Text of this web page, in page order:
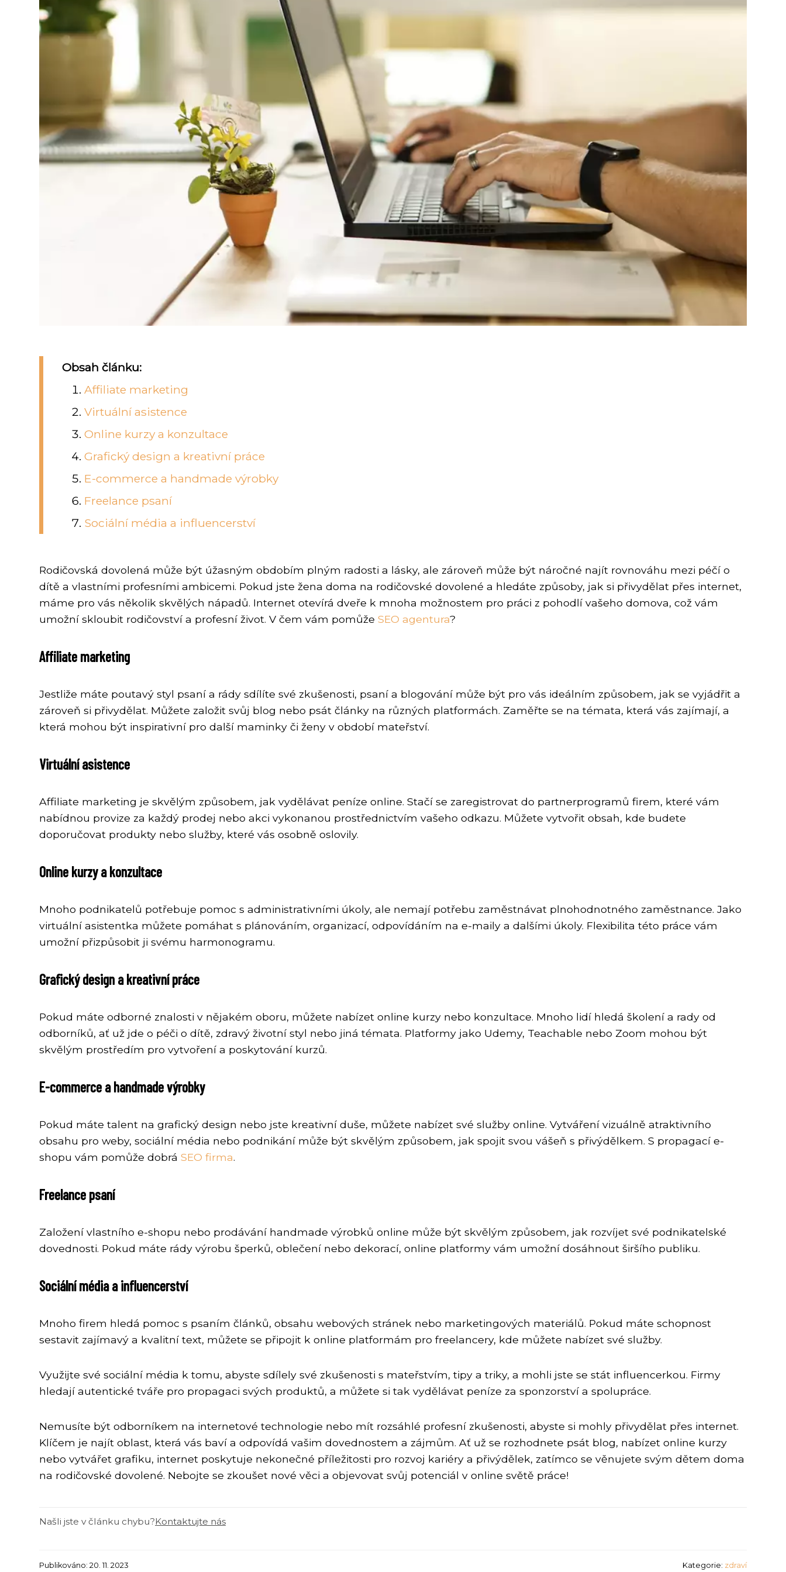
Obsah článku:
Affiliate marketing
Virtuální asistence
Online kurzy a konzultace
Grafický design a kreativní práce
E-commerce a handmade výrobky
Freelance psaní
Sociální média a influencerství
Rodičovská dovolená může být úžasným obdobím plným radosti a lásky, ale zároveň může být náročné najít rovnováhu mezi péčí o
dítě a vlastními profesními ambicemi. Pokud jste žena doma na rodičovské dovolené a hledáte způsoby, jak si přivydělat přes internet,
máme pro vás několik skvělých nápadů. Internet otevírá dveře k mnoha možnostem pro práci z pohodlí vašeho domova, což vám
umožní skloubit rodičovství a profesní život. V čem vám pomůže SEO agentura?
Affiliate marketing
Jestliže máte poutavý styl psaní a rády sdílíte své zkušenosti, psaní a blogování může být pro vás ideálním způsobem, jak se vyjádřit a
zároveň si přivydělat. Můžete založit svůj blog nebo psát články na různých platformách. Zaměřte se na témata, která vás zajímají, a
která mohou být inspirativní pro další maminky či ženy v období mateřství.
Virtuální asistence
Affiliate marketing je skvělým způsobem, jak vydělávat peníze online. Stačí se zaregistrovat do partnerprogramů firem, které vám
nabídnou provize za každý prodej nebo akci vykonanou prostřednictvím vašeho odkazu. Můžete vytvořit obsah, kde budete
doporučovat produkty nebo služby, které vás osobně oslovily.
Online kurzy a konzultace
Mnoho podnikatelů potřebuje pomoc s administrativními úkoly, ale nemají potřebu zaměstnávat plnohodnotného zaměstnance. Jako
virtuální asistentka můžete pomáhat s plánováním, organizací, odpovídáním na e-maily a dalšími úkoly. Flexibilita této práce vám
umožní přizpůsobit ji svému harmonogramu.
Grafický design a kreativní práce
Pokud máte odborné znalosti v nějakém oboru, můžete nabízet online kurzy nebo konzultace. Mnoho lidí hledá školení a rady od
odborníků, ať už jde o péči o dítě, zdravý životní styl nebo jiná témata. Platformy jako Udemy, Teachable nebo Zoom mohou být
skvělým prostředím pro vytvoření a poskytování kurzů.
E-commerce a handmade výrobky
Pokud máte talent na grafický design nebo jste kreativní duše, můžete nabízet své služby online. Vytváření vizuálně atraktivního
obsahu pro weby, sociální média nebo podnikání může být skvělým způsobem, jak spojit svou vášeň s přivýdělkem. S propagací e-
shopu vám pomůže dobrá SEO firma.
Freelance psaní
Založení vlastního e-shopu nebo prodávání handmade výrobků online může být skvělým způsobem, jak rozvíjet své podnikatelské
dovednosti. Pokud máte rády výrobu šperků, oblečení nebo dekorací, online platformy vám umožní dosáhnout širšího publiku.
Sociální média a influencerství
Mnoho firem hledá pomoc s psaním článků, obsahu webových stránek nebo marketingových materiálů. Pokud máte schopnost
sestavit zajímavý a kvalitní text, můžete se připojit k online platformám pro freelancery, kde můžete nabízet své služby.
Využijte své sociální média k tomu, abyste sdílely své zkušenosti s mateřstvím, tipy a triky, a mohli jste se stát influencerkou. Firmy
hledají autentické tváře pro propagaci svých produktů, a můžete si tak vydělávat peníze za sponzorství a spolupráce.
Nemusíte být odborníkem na internetové technologie nebo mít rozsáhlé profesní zkušenosti, abyste si mohly přivydělat přes internet.
Klíčem je najít oblast, která vás baví a odpovídá vašim dovednostem a zájmům. Ať už se rozhodnete psát blog, nabízet online kurzy
nebo vytvářet grafiku, internet poskytuje nekonečné příležitosti pro rozvoj kariéry a přivýdělek, zatímco se věnujete svým dětem doma
na rodičovské dovolené. Nebojte se zkoušet nové věci a objevovat svůj potenciál v online světě práce!
Našli jste v článku chybu?Kontaktujte nás
Publikováno: 20. 11. 2023 Kategorie: zdraví